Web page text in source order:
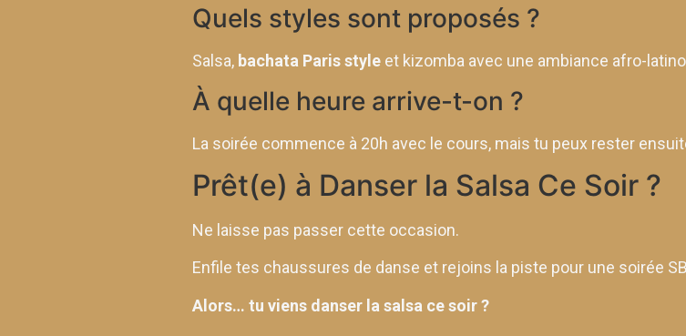
Quels styles sont proposés ?
Salsa, bachata Paris style et kizomba avec une ambiance afro-
À quelle heure arrive-t-on ?
La soirée commence à 20h avec le cours, mais tu peux rester
Prêt(e) à Danser la Salsa Ce Soir ?
Ne laisse pas passer cette occasion.
Enfile tes chaussures de danse et rejoins la piste pour une soirée
Alors… tu viens danser la salsa ce soir ?